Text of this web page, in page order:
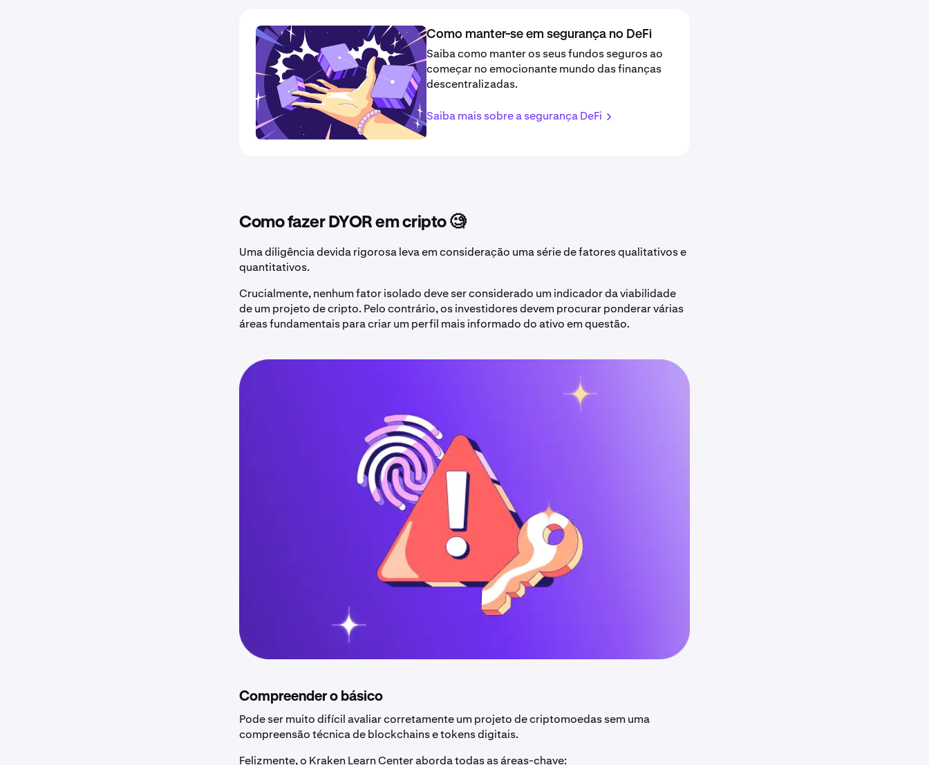
Como manter-se em segurança no DeFi
Saiba como manter os seus fundos seguros ao
começar no emocionante mundo das finanças
descentralizadas.
Saiba mais sobre a segurança DeFi
Como fazer DYOR em cripto 🧐
Uma diligência devida rigorosa leva em consideração uma série de fatores qualitativos e
quantitativos.
Crucialmente, nenhum fator isolado deve ser considerado um indicador da viabilidade
de um projeto de cripto. Pelo contrário, os investidores devem procurar ponderar várias
áreas fundamentais para criar um perfil mais informado do ativo em questão.
Compreender o básico
Pode ser muito difícil avaliar corretamente um projeto de criptomoedas sem uma
compreensão técnica de blockchains e tokens digitais.
Felizmente, o Kraken Learn Center aborda todas as áreas-chave: